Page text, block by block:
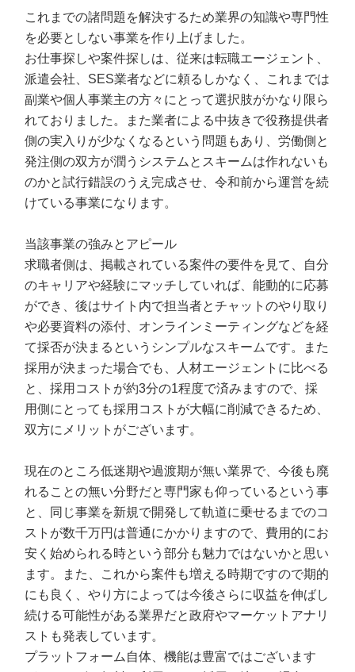
これまでの諸問題を解決するため業界の知識や専門性
を必要としない事業を作り上げました。
お仕事探しや案件探しは、従来は転職エージェント、
派遣会社、SES業者などに頼るしかなく、これまでは
副業や個人事業主の方々にとって選択肢がかなり限ら
れておりました。また業者による中抜きで役務提供者
側の実入りが少なくなるという問題もあり、労働側と
発注側の双方が潤うシステムとスキームは作れないも
のかと試行錯誤のうえ完成させ、令和前から運営を続
けている事業になります。
当該事業の強みとアピール
求職者側は、掲載されている案件の要件を見て、自分
のキャリアや経験にマッチしていれば、能動的に応募
ができ、後はサイト内で担当者とチャットのやり取り
や必要資料の添付、オンラインミーティングなどを経
て採否が決まるというシンプルなスキームです。また
採用が決まった場合でも、人材エージェントに比べる
と、採用コストが約3分の1程度で済みますので、採
用側にとっても採用コストが大幅に削減できるため、
双方にメリットがございます。
現在のところ低迷期や過渡期が無い業界で、今後も廃
れることの無い分野だと専門家も仰っているという事
と、同じ事業を新規で開発して軌道に乗せるまでのコ
ストが数千万円は普通にかかりますので、費用的にお
安く始められる時という部分も魅力ではないかと思い
ます。また、これから案件も増える時期ですので期的
にも良く、やり方によっては今後さらに収益を伸ばし
続ける可能性がある業界だと政府やマーケットアナリ
ストも発表しています。
プラットフォーム自体、機能は豊富ではございます